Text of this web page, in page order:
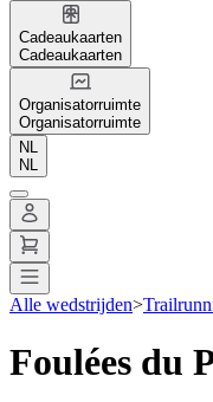
Cadeaukaarten
Cadeaukaarten
Organisatorruimte
Organisatorruimte
NL
NL
Alle wedstrijden>
Foulées du